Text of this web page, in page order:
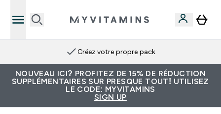
Créez votre propre pack
NOUVEAU ICI? PROFITEZ DE 15% DE RÉDUCTION
SUPPLÉMENTAIRES SUR PRESQUE TOUT! UTILISEZ
LE CODE: MYVITAMINS
SIGN UP